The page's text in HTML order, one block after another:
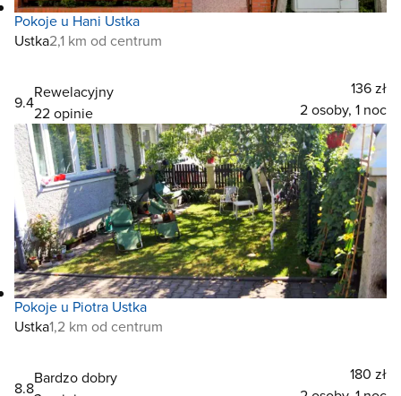
Pokoje u Hani Ustka
Ustka2,1 km od centrum
9.4
Rewelacyjny
22 opinie
136 zł
2 osoby, 1 noc
Pokoje u Piotra Ustka
Ustka1,2 km od centrum
8.8
Bardzo dobry
180 zł